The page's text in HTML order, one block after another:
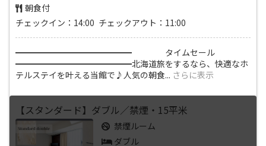
朝食付
チェックイン：14:00 チェックアウト：11:00
━━━━━━━━━━━━━━ タイムセール
━━━━━━━━━━━━━━北海道旅をするなら、快適なホ
テルステイを叶える当館で♪人気の朝食... さらに表示
【スタンダード】ダブル／禁煙・15平米
禁煙ルーム
ダブル